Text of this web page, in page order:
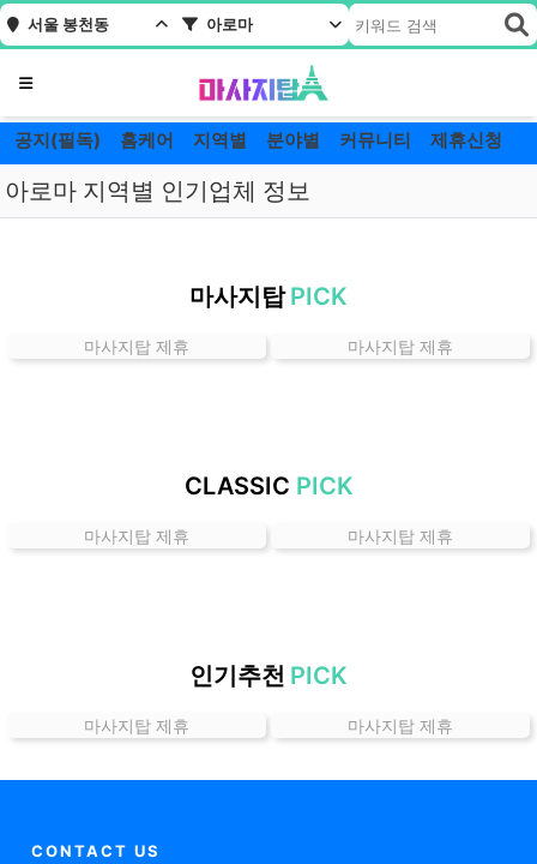
서울 봉천동 아로마
메뉴
공지(필독) 홈케어 지역별 분야별 커뮤니티 제휴신청
아로마 지역별 인기업체 정보
동
곳
인
보
마사지탑 PICK
마사지탑 제휴 마사지탑 제휴
CLASSIC PICK
마사지탑 제휴 마사지탑 제휴
인기추천 PICK
마사지탑 제휴 마사지탑 제휴
CONTACT US